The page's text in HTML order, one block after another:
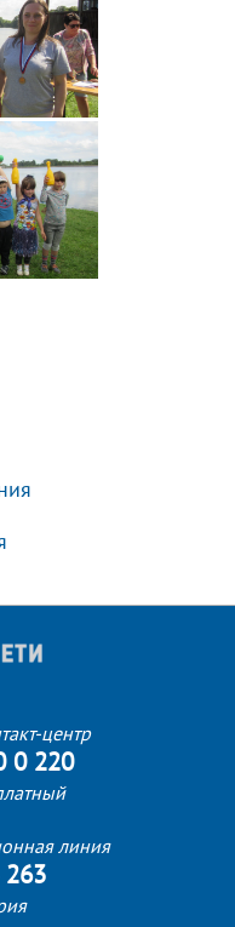
центр
0 220
линия
263